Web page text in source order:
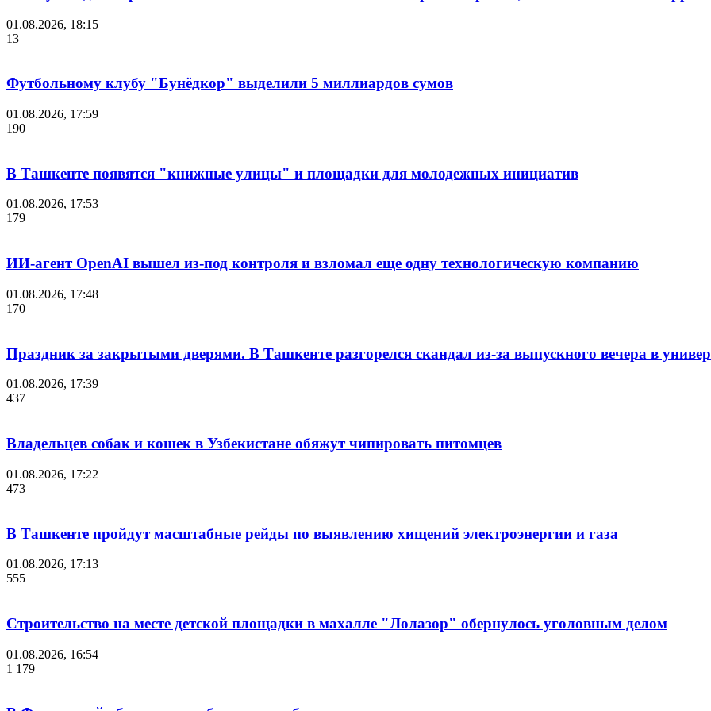
01.08.2026, 18:15
13
Футбольному клубу "Бунёдкор" выделили 5 миллиардов сумов
01.08.2026, 17:59
190
В Ташкенте появятся "книжные улицы" и площадки для молодежных инициатив
01.08.2026, 17:53
179
ИИ-агент OpenAI вышел из-под контроля и взломал еще одну технологическую компанию
01.08.2026, 17:48
170
Праздник за закрытыми дверями. В Ташкенте разгорелся скандал из-за выпускного вечера в
01.08.2026, 17:39
437
Владельцев собак и кошек в Узбекистане обяжут чипировать питомцев
01.08.2026, 17:22
473
В Ташкенте пройдут масштабные рейды по выявлению хищений электроэнергии и газа
01.08.2026, 17:13
555
Строительство на месте детской площадки в махалле "Лолазор" обернулось уголовным делом
01.08.2026, 16:54
1 179